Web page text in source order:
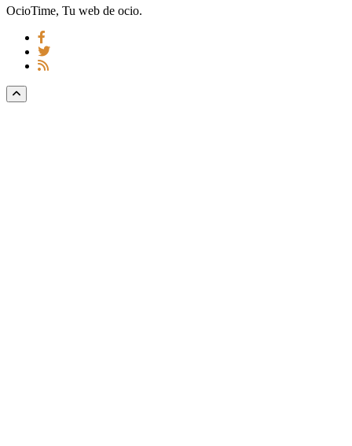
OcioTime, Tu web de ocio.